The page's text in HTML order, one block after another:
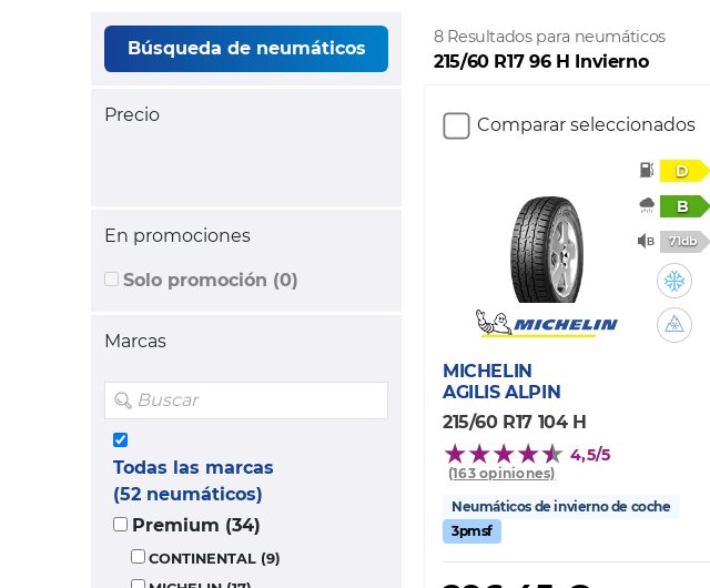
Búsqueda de neumáticos
Precio
En promociones
Solo promoción (0)
Marcas
Todas las marcas
(52 neumáticos)
Premium (34)
CONTINENTAL (9)
8 Resultados para neumáticos
215/60 R17 96 H Invierno
Comparar seleccionados
D
B
71db
MICHELIN
AGILIS ALPIN
215/60 R17 104 H
4,5/5
(163 opiniones)
Neumáticos de invierno de coche
3pmsf